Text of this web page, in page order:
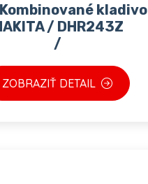
kladivo
/ DHR243Z
/
ZOBRAZIŤ DETAIL